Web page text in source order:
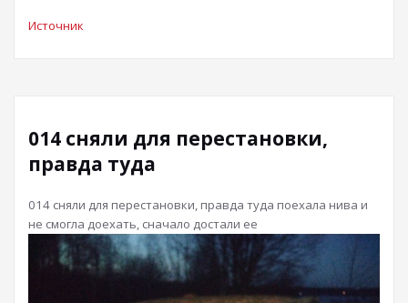
Источник
014 сняли для перестановки,
правда туда
014 сняли для перестановки, правда туда поехала нива и
не смогла доехать, сначало достали ее